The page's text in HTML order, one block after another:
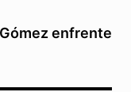
enfrente